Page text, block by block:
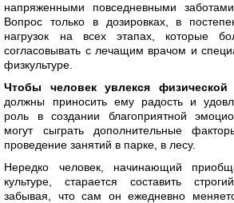
напряженными повседневными
Вопрос только в дозировках, в
нагрузок на всех этапах, которые
согласовывать с лечащим врачом и
физкультуре.
Чтобы человек увлекся физической
должны приносить ему радость и
роль в создании благоприятной
могут сыграть дополнительные
проведение занятий в парке, в лесу.
Нередко человек, начинающий
культуре, старается составить
забывая, что сам он ежедневно